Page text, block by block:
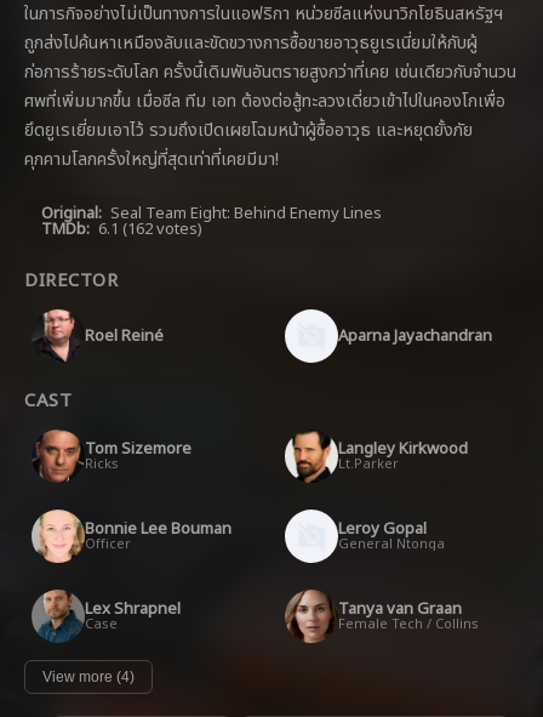
ในภารกิจอย่างไม่เป็นทางการในแอฟริกา หน่วยซีลแห่งนาวิกโยธินสหรัฐฯ
ถูกส่งไปค้นหาเหมืองลับและขัดขวางการซื้อขายอาวุธยูเรเนี่ยมให้กับผู้
ก่อการร้ายระดับโลก ครั้งนี้เดิมพันอันตรายสูงกว่าที่เคย เช่นเดียวกับจำนวน
ศพที่เพิ่มมากขึ้น เมื่อซีล ทีม เอท ต้องต่อสู้ทะลวงเดี่ยวเข้าไปในคองโกเพื่อ
ยึดยูเรเยี่ยมเอาไว้ รวมถึงเปิดเผยโฉมหน้าผู้ซื้ออาวุธ และหยุดยั้งภัย
คุกคามโลกครั้งใหญ่ที่สุดเท่าที่เคยมีมา!
Original: Seal Team Eight: Behind Enemy Lines
TMDb: 6.1 (162 votes)
DIRECTOR
Roel Reiné Aparna Jayachandran
CAST
Tom Sizemore
Ricks
Langley Kirkwood
Lt.Parker
Bonnie Lee Bouman
Officer
Leroy Gopal
General Ntonga
Lex Shrapnel
Case
Tanya van Graan
Female Tech / Collins
View more (4)